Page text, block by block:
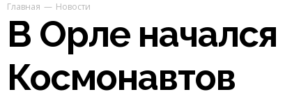
Главная Новости
В Орле
Космонавтов